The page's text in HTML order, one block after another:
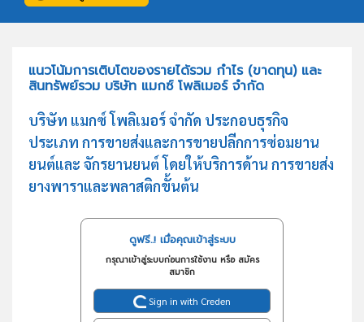
แนวโน้มการเติบโตของรายได้รวม กำไร (ขาดทุน) และ
สินทรัพย์รวม บริษัท แมกซ์ โพลิเมอร์ จำกัด
บริษัท แมกซ์ โพลิเมอร์ จำกัด ประกอบธุรกิจ
ประเภท การขายส่งและการขายปลีกการซ่อมยาน
ยนต์และ จักรยานยนต์ โดยให้บริการด้าน การขายส่ง
ยางพาราและพลาสติกขั้นต้น
ดูฟรี..! เมื่อคุณเข้าสู่ระบบ
กรุณาเข้าสู่ระบบก่อนการใช้งาน หรือ สมัคร
สมาชิก
Sign in with Creden